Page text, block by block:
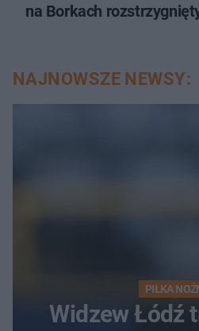
na Borkach
NAJNOWSZE NEWSY:
PIŁKA
Widzew Łódź